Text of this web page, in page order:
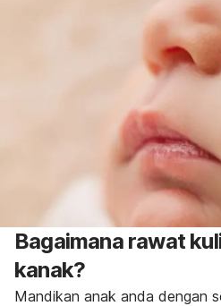
Bagaimana rawat
kanak?
Mandikan anak anda dengan